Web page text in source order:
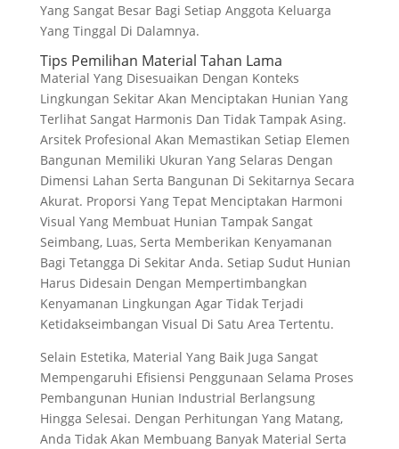
Yang Sangat Besar Bagi Setiap Anggota Keluarga
Yang Tinggal Di Dalamnya.
Tips Pemilihan Material Tahan Lama
Material Yang Disesuaikan Dengan Konteks
Lingkungan Sekitar Akan Menciptakan Hunian Yang
Terlihat Sangat Harmonis Dan Tidak Tampak Asing.
Arsitek Profesional Akan Memastikan Setiap Elemen
Bangunan Memiliki Ukuran Yang Selaras Dengan
Dimensi Lahan Serta Bangunan Di Sekitarnya Secara
Akurat. Proporsi Yang Tepat Menciptakan Harmoni
Visual Yang Membuat Hunian Tampak Sangat
Seimbang, Luas, Serta Memberikan Kenyamanan
Bagi Tetangga Di Sekitar Anda. Setiap Sudut Hunian
Harus Didesain Dengan Mempertimbangkan
Kenyamanan Lingkungan Agar Tidak Terjadi
Ketidakseimbangan Visual Di Satu Area Tertentu.
Selain Estetika, Material Yang Baik Juga Sangat
Mempengaruhi Efisiensi Penggunaan Selama Proses
Pembangunan Hunian Industrial Berlangsung
Hingga Selesai. Dengan Perhitungan Yang Matang,
Anda Tidak Akan Membuang Banyak Material Serta